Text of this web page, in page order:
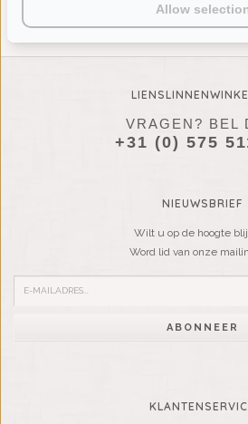
VRAGEN? BEL
+31 (0) 575
NIEUWSBRIEF
Wilt u op de hoogte
Word lid van onze
ABONNEER
Allow